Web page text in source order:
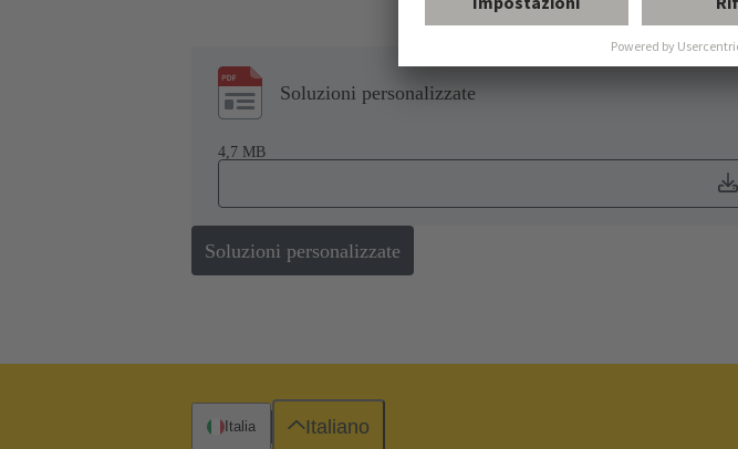
Soluzioni personalizzate
4,7 MB
Soluzioni personalizzate
Italia Italiano